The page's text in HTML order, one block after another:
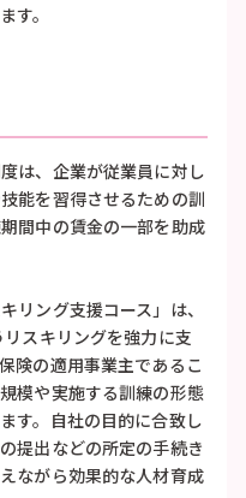
す。
は、企業が従業員に対し
能を習得させるための訓
間中の賃金の一部を助成
リング支援コース」は、
スキリングを強力に支
険の適用事業主であるこ
模や実施する訓練の形態
す。自社の目的に合致し
提出などの所定の手続き
ながら効果的な人材育成